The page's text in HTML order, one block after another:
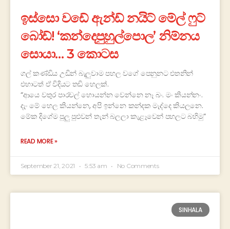
ඉස්සො වඩේ ඇන්ඩ් නයිට් මේල් ෆුට්
බෝඩ්! ‘කන්දෙපුහුල්පොල’ නිම්නය
සොයා… 3 කොටස
ගල් කණ්ඩිය උඩින් බැලුවාම පහල වගේ පෙනුනට එතනින්
එහාටත් ඒ විදියට තඩි හෙලක්.
“ආයෙ වතුර පාරවල් හොයන්න වෙන්නෙ නෑ බං. මං කියන්නං.
දැං මේ හෙල කියන්නෙ, අපි ඉන්නෙ කන්දක මැද්දෙ කියලනෙ.
මේක දිගේම පුලු පුළුවන් තැන් බලලා කැළෑවෙන් පහලට බහිමු”
READ MORE »
September 21, 2021 5:53 am No Comments
SINHALA